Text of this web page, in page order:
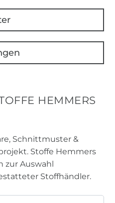
HEMMERS
Schnittmuster &
Stoffe Hemmers
zur Auswahl
Stoffhändler.